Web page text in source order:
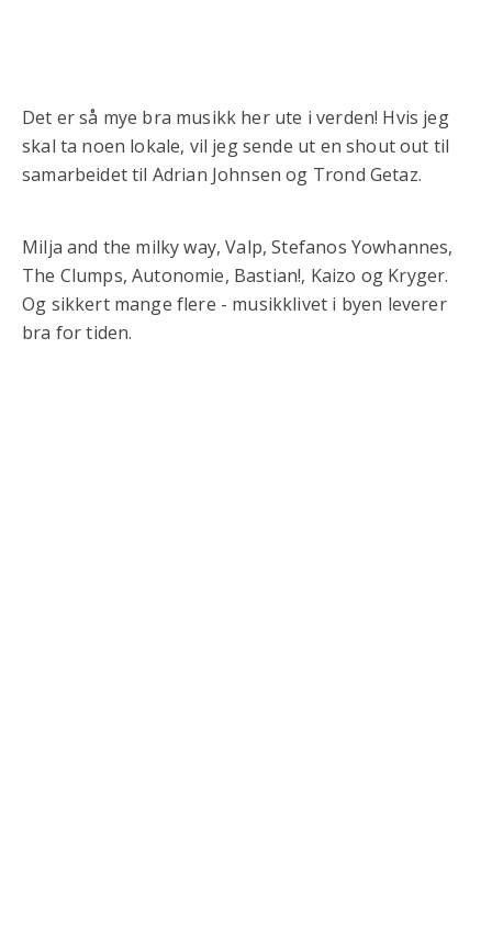
Det er så mye bra musikk her ute i verden! Hvis jeg
skal ta noen lokale, vil jeg sende ut en shout out til
samarbeidet til Adrian Johnsen og Trond Getaz.
Milja and the milky way, Valp, Stefanos Yowhannes,
The Clumps, Autonomie, Bastian!, Kaizo og Kryger.
Og sikkert mange flere - musikklivet i byen leverer
bra for tiden.